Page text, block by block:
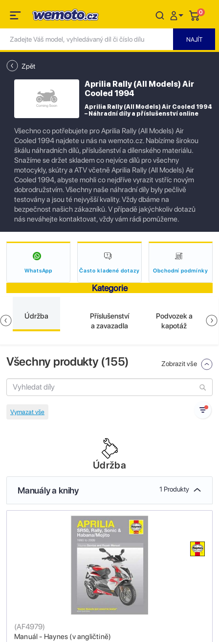
0
Zpět
Aprilia Rally (All Models) Air
Cooled 1994
Aprilia Rally (All Models) Air Cooled 1994
– Náhradní díly a příslušenství online
Všechno co potřebujete pro Aprilia Rally (All Models) Air
Cooled 1994 najdete u nás na wemoto.cz. Nabízíme širokou
škálu náhradních dílů, příslušenství a dílenského materiálu.
Snažíme se držet skladem co nejvíce dílů pro všechny
motocykly, skútry a ATV včetně Aprilia Rally (All Models) Air
Cooled 1994, abyste mohli co nejdříve vyrazit vstříc novým
dobrodružstvím. Všechny naše náhradní díly byly pečlivě
testovány a jsou té nejvyšší kvality. Vždy dbáme na
bezpečnost našich zákazníků. V případě jakýchkoliv dotazů
nás neváhejte kontaktovat, vždy vám rádi pomůžeme.
WhatsApp Často kladené dotazy Obchodní podmínky
Kategorie
Údržba
Příslušenství
a zavazadla
Podvozek a
kapotáž
Všechny produkty (155) Zobrazit vše
Údržba
Manuály a knihy 1 Produkty
Manuál - Haynes (v angličtině)
(AF4979)